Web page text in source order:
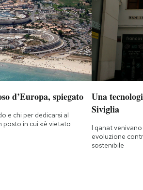
d’Europa, spiegato
e chi per dedicarsi al
in cui «è vietato
Una
Siviglia
I qanat
evoluzione
sostenibile